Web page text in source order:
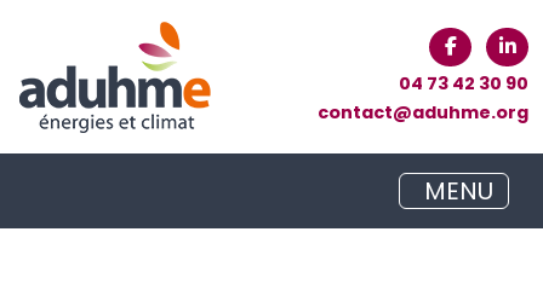
04 73 42 30 90
contact@aduhme.org
MENU